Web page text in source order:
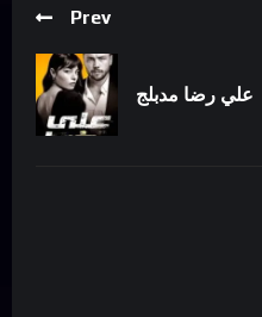
Prev
علي رضا مدبلج